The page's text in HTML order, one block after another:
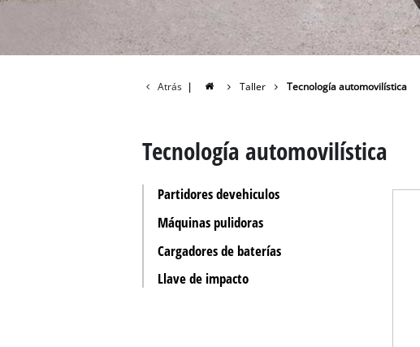
Todos los
Herramientas
Atrás | Taller Tecnología automovilística
Tecnología automovilística
Partidores devehiculos
Máquinas pulidoras
Cargadores de baterías
Llave de impacto